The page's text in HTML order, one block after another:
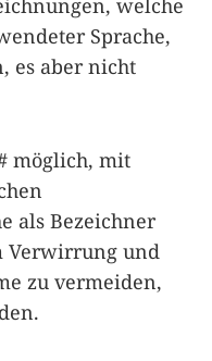
welche
Sprache,
es aber nicht
möglich, mit
als Bezeichner
Verwirrung und
zu vermeiden,